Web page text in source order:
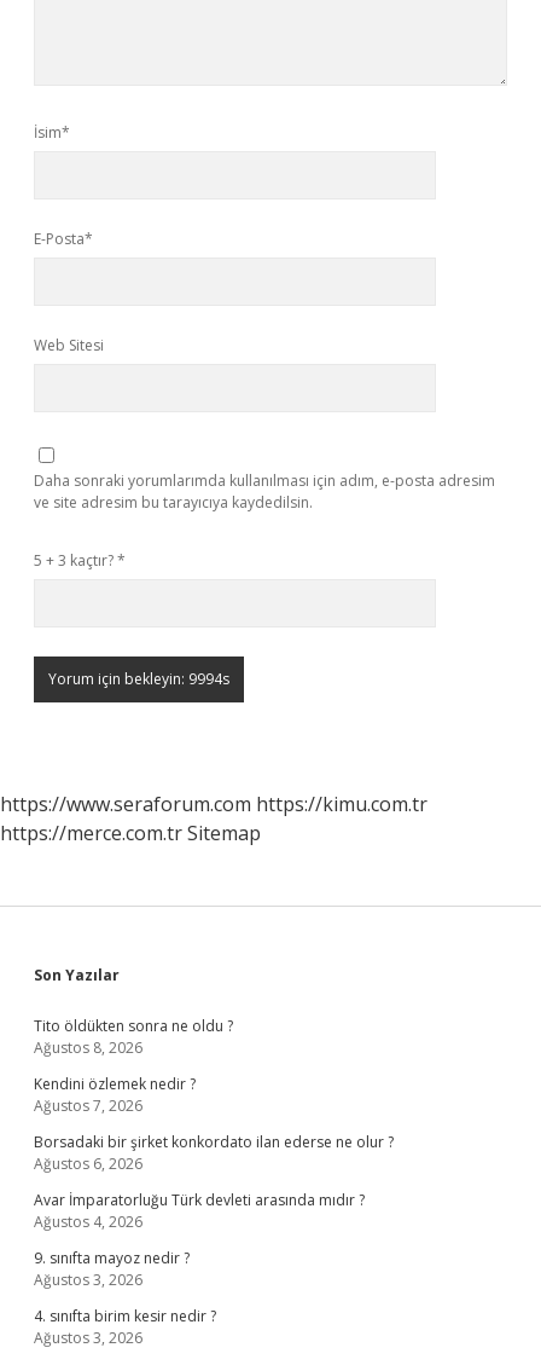
İsim*
E-Posta*
Web Sitesi
Daha sonraki yorumlarımda kullanılması için adım, e-posta adresim
ve site adresim bu tarayıcıya kaydedilsin.
5 + 3 kaçtır?*
https://www.seraforum.com https://kimu.com.tr
https://merce.com.trSitemap
Sidebar
Son Yazılar
Tito öldükten sonra ne oldu ?
Ağustos 8, 2026
Kendini özlemek nedir ?
Ağustos 7, 2026
Borsadaki bir şirket konkordato ilan ederse ne olur ?
Ağustos 6, 2026
Avar İmparatorluğu Türk devleti arasında mıdır ?
Ağustos 4, 2026
9. sınıfta mayoz nedir ?
Ağustos 3, 2026
4. sınıfta birim kesir nedir ?
Ağustos 3, 2026